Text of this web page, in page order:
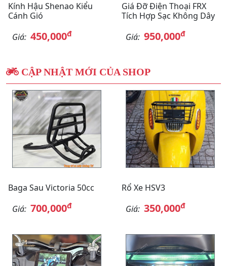
Kính Hậu Shenao Kiểu
Cánh Gió
Giá: 450,000đ
Giá Đỡ Điện Thoại FRX
Tích Hợp Sạc Không Dây
Giá: 950,000đ
CẬP NHẬT MỚI CỦA SHOP
Baga Sau Victoria 50cc
Giá: 700,000đ
Rổ Xe HSV3
Giá: 350,000đ